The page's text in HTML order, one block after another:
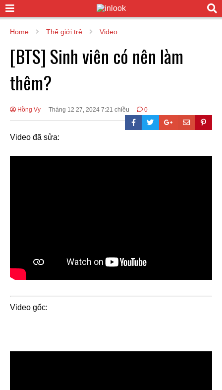
Home Thế giới trẻ Video
[BTS] Sinh viên có nên làm
thêm?
Hồng Vy Tháng 12 27, 2024 7:21 chiều 0
Video đã sửa:
Video gốc: